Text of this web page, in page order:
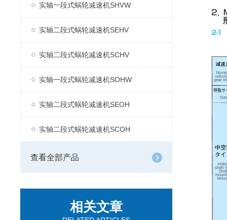
实轴一段式蜗轮减速机SHVW
实轴二段式蜗轮减速机SEHV
实轴二段式蜗轮减速机SCHV
实轴一段式蜗轮减速机SOHW
实轴二段式蜗轮减速机SEOH
实轴二段式蜗轮减速机SCOH
查看全部产品
相关文章